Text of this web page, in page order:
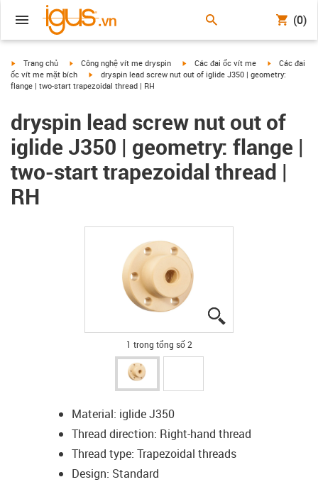
(0)
igus-icon-arrow-right
Trang chủ igus-icon-arrow-right
Công nghệ vít me dryspin igus-icon-arrow-right
Các đai ốc vít me igus-icon-
Các đai
ốc vít me mặt bích
igus-icon-arrow-right
dryspin lead screw nut out of iglide J350 | geometry:
flange | two-start trapezoidal thread | RH
dryspin lead screw nut out of
iglide J350 | geometry: flange |
two-start trapezoidal thread |
RH
1 trong tổng số 2
Material: iglide J350
Thread direction: Right-hand thread
Thread type: Trapezoidal threads
Design: Standard